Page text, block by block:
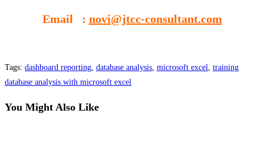
Email : novi@jtcc-consultant.com
Tags: dashboard reporting database analysis microsoft excel
training
database analysis with microsoft excel
You Might Also Like